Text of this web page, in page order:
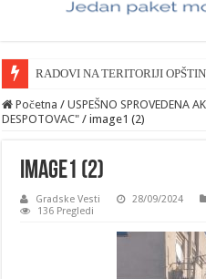
RADOVI NA TERITORIJI
Početna / USPEŠNO SPROVEDENA
DESPOTOVAC" / image1 (2)
image1 (2)
Gradske Vesti 28/09/2024
136 Pregledi